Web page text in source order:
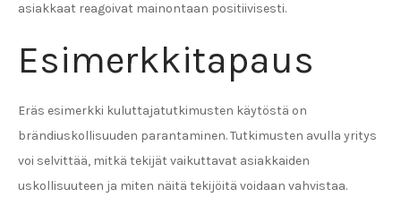
asiakkaat reagoivat mainontaan positiivisesti.
Esimerkkitapaus
Eräs esimerkki kuluttajatutkimusten käytöstä on
brändiuskollisuuden parantaminen. Tutkimusten avulla yritys
voi selvittää, mitkä tekijät vaikuttavat asiakkaiden
uskollisuuteen ja miten näitä tekijöitä voidaan vahvistaa.